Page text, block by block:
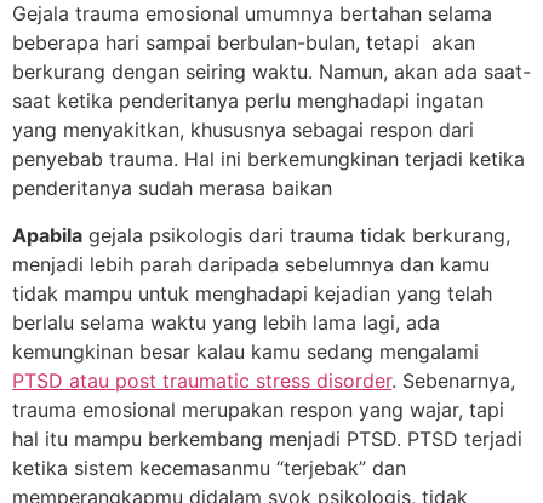
Gejala trauma emosional umumnya bertahan selama
beberapa hari sampai berbulan-bulan, tetapi akan
berkurang dengan seiring waktu. Namun, akan ada saat-
saat ketika penderitanya perlu menghadapi ingatan
yang menyakitkan, khususnya sebagai respon dari
penyebab trauma. Hal ini berkemungkinan terjadi ketika
penderitanya sudah merasa baikan
Apabila gejala psikologis dari trauma tidak berkurang,
menjadi lebih parah daripada sebelumnya dan kamu
tidak mampu untuk menghadapi kejadian yang telah
berlalu selama waktu yang lebih lama lagi, ada
kemungkinan besar kalau kamu sedang mengalami
PTSD atau post traumatic stress disorder. Sebenarnya,
trauma emosional merupakan respon yang wajar, tapi
hal itu mampu berkembang menjadi PTSD. PTSD terjadi
ketika sistem kecemasanmu “terjebak” dan
memperangkapmu didalam syok psikologis, tidak